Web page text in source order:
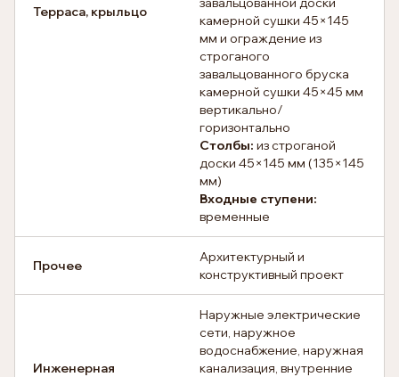
Терраса, крыльцо
камерной сушки 45×145
мм и ограждение из
строганого
завальцованного бруска
камерной сушки 45×45 мм
вертикально/
горизонтально
Столбы: из строганой
доски 45×145 мм (135×145
мм)
Входные ступени:
временные
Прочее
Архитектурный и
конструктивный проект
Инженерная
Наружные электрические
сети, наружное
водоснабжение, наружная
канализация, внутренние